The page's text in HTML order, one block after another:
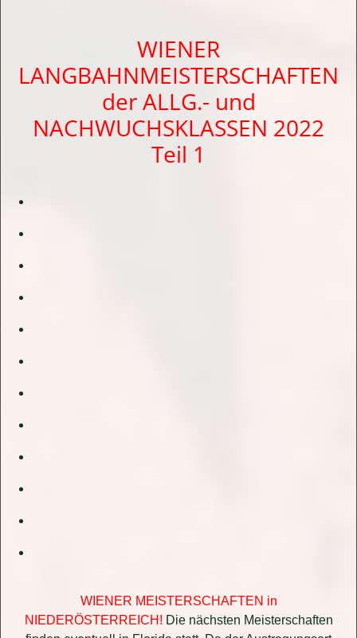
WIENER
LANGBAHNMEISTERSCHAFTEN
der ALLG.- und
NACHWUCHSKLASSEN 2022
Teil 1
WIENER MEISTERSCHAFTEN in
NIEDERÖSTERREICH! Die nächsten Meisterschaften